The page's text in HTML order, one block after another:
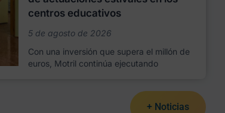
centros educativos
5 de agosto de 2026
Con una inversión que supera el millón de
euros, Motril continúa ejecutando
+ Noticias